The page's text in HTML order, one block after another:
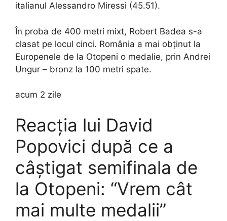
italianul Alessandro Miressi (45.51).
În proba de 400 metri mixt, Robert Badea s-a
clasat pe locul cinci. România a mai obținut la
Europenele de la Otopeni o medalie, prin Andrei
Ungur – bronz la 100 metri spate.
acum 2 zile
Reacția lui David
Popovici după ce a
câștigat semifinala de
la Otopeni: “Vrem cât
mai multe medalii”